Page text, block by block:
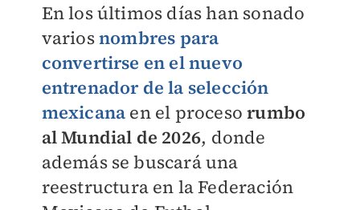
En los últimos días han sonado
variosnombres para
convertirse en el nuevo
entrenador de la selección
mexicana en el procesorumbo
al Mundial de 2026, donde
además se buscará una
reestructura en la Federación